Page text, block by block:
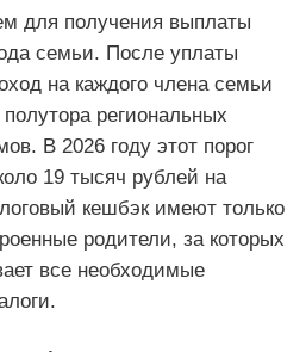
для получения выплаты
семьи. После уплаты
на каждого члена семьи
региональных
В 2026 году этот порог
19 тысяч рублей на
кешбэк имеют только
родители, за которых
все необходимые